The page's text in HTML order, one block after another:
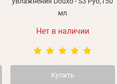
мл
Нет в наличии
Купить